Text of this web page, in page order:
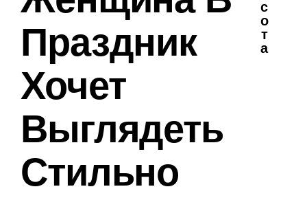
С
О
Т
А
Праздник
Хочет
Выглядеть
Стильно